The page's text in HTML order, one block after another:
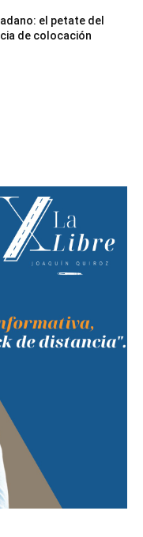
el petate del
de colocación